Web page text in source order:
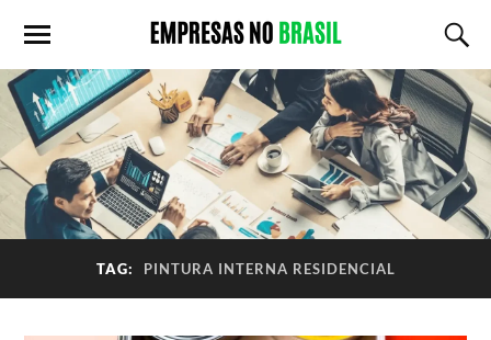
TAG: PINTURA INTERNA RESIDENCIAL